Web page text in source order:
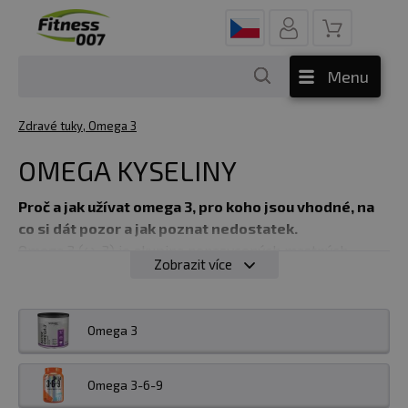
Menu
Zdravé tuky, Omega 3
OMEGA KYSELINY
Proč a jak užívat omega 3, pro koho jsou vhodné, na
co si dát pozor a jak poznat nedostatek.
kyselin, která se v organizmu podílí na mnoha
DHA (kyselina dokosahexaenová), EPA (kyselina
eikosapentaenová) a ALA (kyselina alfalinolenová), u
nichž byl prokázán pozitivní vliv na zdraví. Omega 3
mastné kyseliny mají mimo jiné
srdečně-cévní systém i svalový a pohybový aparát.
Zobrazit více
Omega 3
Omega 3-6-9